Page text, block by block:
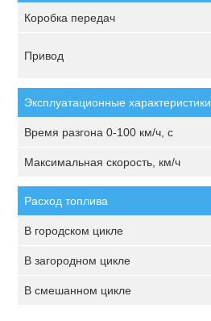
Коробка передач
Привод
Эксплуатационные характеристики
Время разгона 0-100 км/ч, с
Максимальная скорость, км/ч
Расход топлива
В городском цикле
В загородном цикле
В смешанном цикле